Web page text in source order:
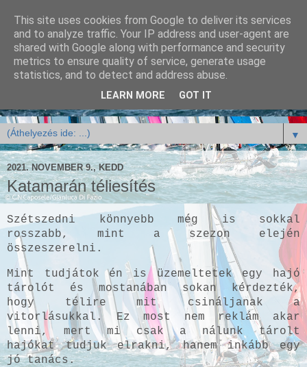
▼
2021. NOVEMBER 9., KEDD
Katamarán téliesítés
Szétszedni könnyebb még is sokkal
rosszabb, mint a szezon elején
összeszerelni.
Mint tudjátok én is üzemeltetek egy hajó
tárolót és mostanában sokan kérdezték,
hogy télire mit csináljanak a
vitorlásukkal. Ez most nem reklám akar
lenni, mert mi csak a nálunk tárolt
hajókat tudjuk elrakni, hanem inkább egy
jó tanács.
This site uses cookies from Google to deliver its services
and to analyze traffic. Your IP address and user-agent are
shared with Google along with performance and security
metrics to ensure quality of service, generate usage
statistics, and to detect and address abuse.
LEARN MORE GOT IT